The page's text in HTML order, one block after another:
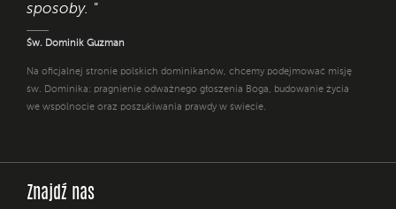
sposoby. "
Św. Dominik Guzman
Na oficjalnej stronie polskich dominikanów, chcemy podejmować misję
św. Dominika: pragnienie odważnego głoszenia Boga, budowanie życia
we wspólnocie oraz poszukiwania prawdy w świecie.
Znajdź nas